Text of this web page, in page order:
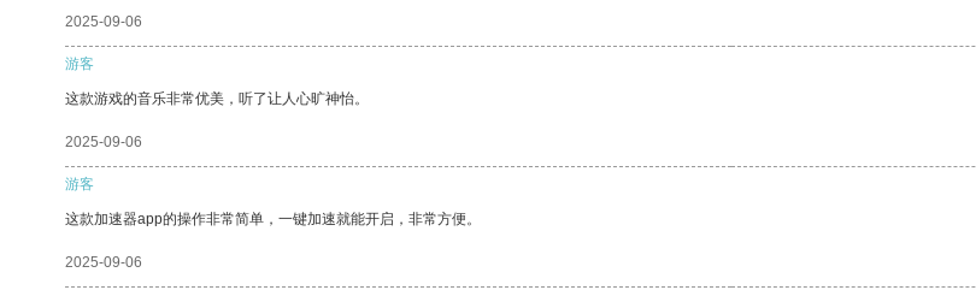
2025-09-06
游客
这款游戏的音乐非常优美，听了让人心旷神怡。
2025-09-06
游客
这款加速器app的操作非常简单，一键加速就能开启，非常方便。
2025-09-06